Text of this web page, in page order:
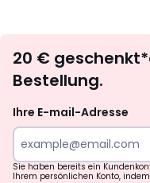
20 €
Bestellung.
Ihre E-mail-Adresse
Sie haben bereits ein
Ihrem persönlichen Konto,